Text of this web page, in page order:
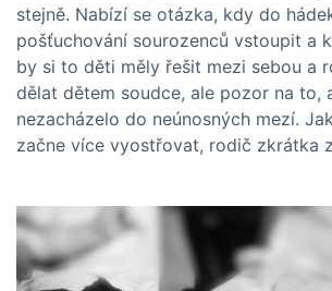
stejně. Nabízí se otázka, kdy do
pošťuchování sourozenců vstoupit a
by si to děti měly řešit mezi sebou a
dělat dětem soudce, ale pozor na to,
nezacházelo do neúnosných mezí.
začne více vyostřovat, rodič zkrátka